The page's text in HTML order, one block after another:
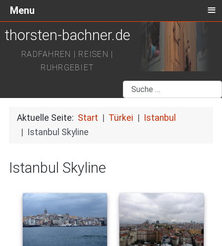
thorsten-bachner.de
RADFAHREN | REISEN |
RUHRGEBIET
Suchen
Aktuelle Seite: Start Türkei
Istanbul
Istanbul Skyline
Istanbul Skyline
Menu ≡